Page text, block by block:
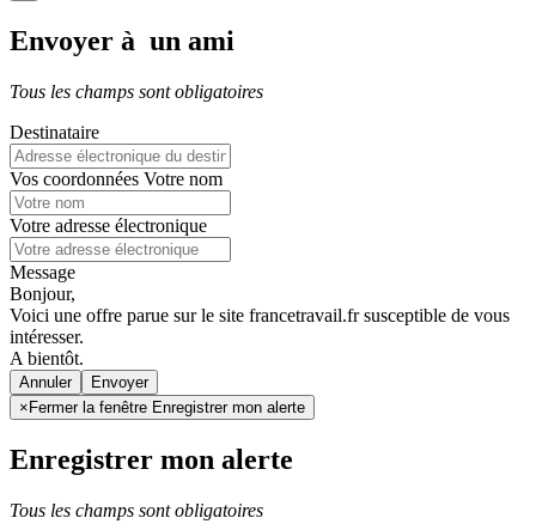
Envoyer à un ami
Tous les champs sont obligatoires
Destinataire
Vos coordonnées Votre nom
Votre adresse électronique
Message
Bonjour,
Voici une offre parue sur le site francetravail.fr susceptible de vous
intéresser.
A bientôt.
Annuler
× Fermer la fenêtre Enregistrer mon alerte
Enregistrer mon alerte
Tous les champs sont obligatoires